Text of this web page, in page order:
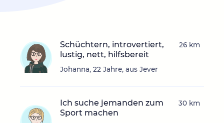
Schüchtern, introvertiert,
lustig, nett, hilfsbereit
Johanna, 22 Jahre, aus Jever
26 km
Ich suche jemanden zum
Sport machen
30 km